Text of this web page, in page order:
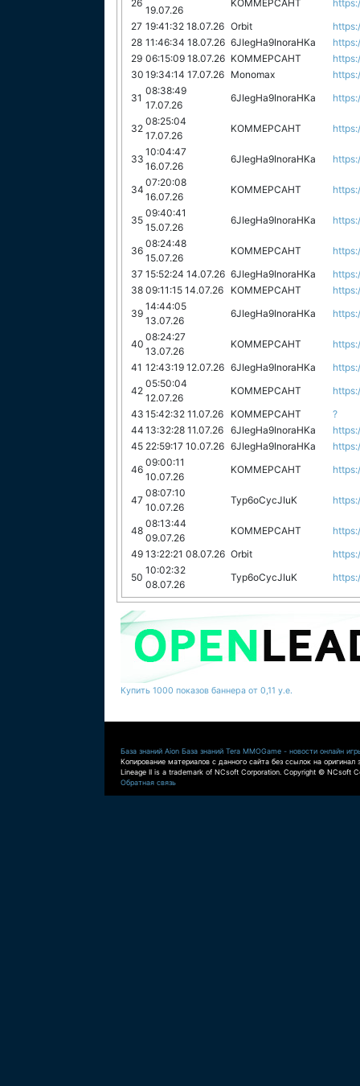
26
19.07.26
KOMMEPCAHT
27 19:41:32 18.07.26 Orbit
28 11:46:34 18.07.26 6JIegHa9InoraHKa
29 06:15:09 18.07.26 KOMMEPCAHT
30 19:34:14 17.07.26 Monomax
31
08:38:49
17.07.26
6JIegHa9InoraHKa
32
08:25:04
17.07.26
KOMMEPCAHT
33
10:04:47
16.07.26
6JIegHa9InoraHKa
34
07:20:08
16.07.26
KOMMEPCAHT
35
09:40:41
15.07.26
6JIegHa9InoraHKa
36
08:24:48
15.07.26
KOMMEPCAHT
37 15:52:24 14.07.26 6JIegHa9InoraHKa
38 09:11:15 14.07.26 KOMMEPCAHT
39
14:44:05
13.07.26
6JIegHa9InoraHKa
40
08:24:27
13.07.26
KOMMEPCAHT
41 12:43:19 12.07.26 6JIegHa9InoraHKa
42
05:50:04
12.07.26
KOMMEPCAHT
43 15:42:32 11.07.26 KOMMEPCAHT
?
44 13:32:28 11.07.26 6JIegHa9InoraHKa
45 22:59:17 10.07.26 6JIegHa9InoraHKa
46
09:00:11
10.07.26
KOMMEPCAHT
47
08:07:10
10.07.26
Typ6oCycJIuK
48
08:13:44
09.07.26
KOMMEPCAHT
49 13:22:21 08.07.26 Orbit
50
10:02:32
08.07.26
Typ6oCycJIuK
Купить 1000 показов баннера от 0,11 у.е.
База знаний Aion База знаний Tera MMOGame - новости онлайн
Копирование материалов с данного сайта без ссылок на оригинал
Lineage II is a trademark of NCsoft Corporation. Copyright © NCsoft
Обратная связь